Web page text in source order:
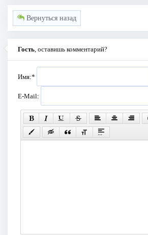
Вернуться назад
Гость , оставишь комментарий?
Имя:*
E-Mail: